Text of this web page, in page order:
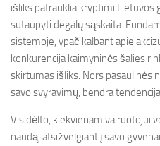
išliks patrauklia kryptimi Lietuvos
sutaupyti degalų sąskaita.
sistemoje, ypač kalbant apie
konkurencija kaimyninės šalies
skirtumas išliks. Nors pasaulinės
savo svyravimų, bendra
Vis dėlto, kiekvienam vairuotojui
naudą, atsižvelgiant į savo